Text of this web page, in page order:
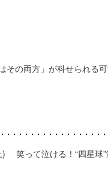
の両方」が科せられる可
笑って泣ける！“四星球